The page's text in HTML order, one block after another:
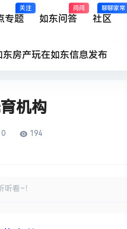
专题
关注
如东问答
问问
社区
聊聊家常
东房产玩在如东信息发布
机构
0 194
看~！